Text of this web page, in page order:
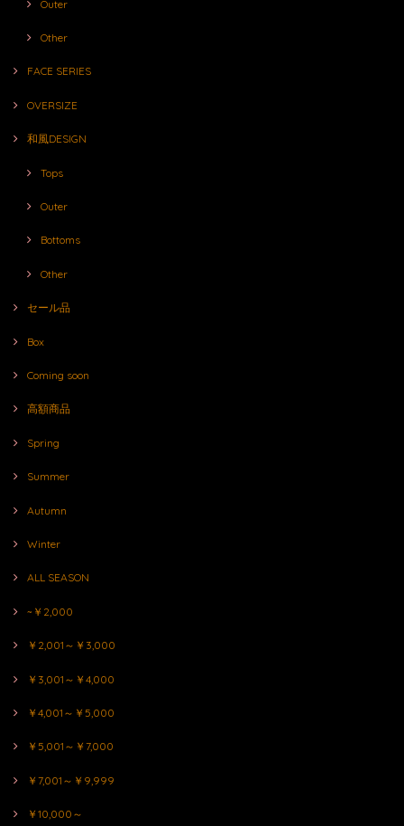
Outer
Other
FACE SERIES
OVERSIZE
和風DESIGN
Tops
Outer
Bottoms
Other
セール品
Box
Coming soon
高額商品
Spring
Summer
Autumn
Winter
ALL SEASON
~￥2,000
￥2,001～￥3,000
￥3,001～￥4,000
￥4,001～￥5,000
￥5,001～￥7,000
￥7,001～￥9,999
￥10,000～